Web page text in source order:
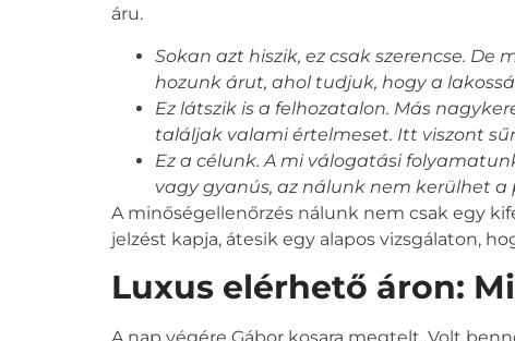
áru.
Sokan azt hiszik, ez csak szerencse.
hozunk árut, ahol tudjuk, hogy a
Ez látszik is a felhozatalon. Más
találjak valami értelmeset. Itt viszont
Ez a célunk. A mi válogatási
vagy gyanús, az nálunk nem kerülhet
A minőségellenőrzés nálunk nem csak egy
jelzést kapja, átesik egy alapos vizsgálaton,
Luxus elérhető áron: